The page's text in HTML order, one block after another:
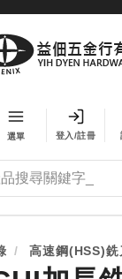
選單 登入/註冊
高速鋼(HSS)銑